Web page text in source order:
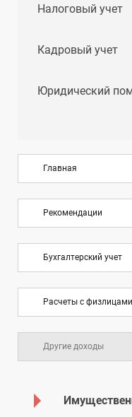
Налоговый учет
Кадровый учет
Юридический
Главная
Рекомендации
Бухгалтерский учет
Расчеты с физлицами
Другие доходы